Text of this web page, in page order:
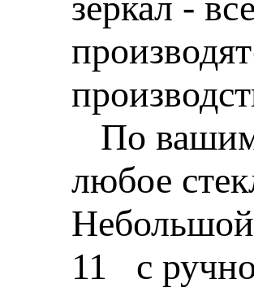
По вашим
любое
11 с